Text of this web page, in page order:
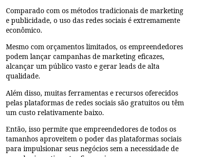
Comparado com os métodos tradicionais de marketing
e publicidade, o uso das redes sociais é extremamente
econômico.
Mesmo com orçamentos limitados, os empreendedores
podem lançar campanhas de marketing eficazes,
alcançar um público vasto e gerar leads de alta
qualidade.
Além disso, muitas ferramentas e recursos oferecidos
pelas plataformas de redes sociais são gratuitos ou têm
um custo relativamente baixo.
Então, isso permite que empreendedores de todos os
tamanhos aproveitem o poder das plataformas sociais
para impulsionar seus negócios sem a necessidade de